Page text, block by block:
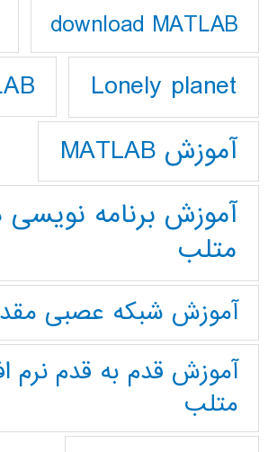
download MATLAB
Lonely planet
آموزش MATLAB
آموزش برنامه نویسی
متلب
آموزش شبکه عصبی
آموزش قدم به قدم نرم
متلب